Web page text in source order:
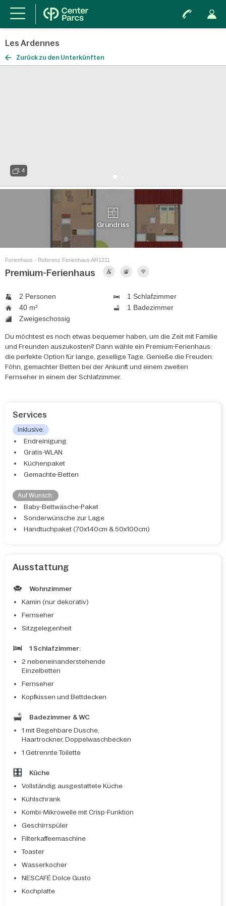
Les Ardennes
Zurück zu den Unterkünften
4
Grundriss
Ferienhaus - Referenz Ferienhaus AR1211
Premium-Ferienhaus
2 Personen
1 Schlafzimmer
40 m²
1 Badezimmer
Zweigeschossig
Du möchtest es noch etwas bequemer haben, um die Zeit mit Familie
und Freunden auszukosten? Dann wähle ein Premium-Ferienhaus:
die perfekte Option für lange, gesellige Tage. Genieße die Freuden:
Föhn, gemachter Betten bei der Ankunft und einem zweiten
Fernseher in einem der Schlafzimmer.
Services
Inklusive:
Endreinigung
Gratis-WLAN
Küchenpaket
Gemachte-Betten
Auf Wunsch:
Baby-Bettwäsche-Paket
Sonderwünsche zur Lage
Handtuchpaket (70x140cm & 50x100cm)
Ausstattung
Wohnzimmer
Kamin (nur dekorativ)
Fernseher
Sitzgelegenheit
1 Schlafzimmer:
2 nebeneinanderstehende
Einzelbetten
Fernseher
Kopfkissen und Bettdecken
Badezimmer & WC
1 mit Begehbare Dusche,
Haartrockner, Doppelwaschbecken
1 Getrennte Toilette
Küche
Vollständig ausgestattete Küche
Kühlschrank
Kombi-Mikrowelle mit Crisp-Funktion
Geschirrspüler
Filterkaffeemaschine
Toaster
Wasserkocher
NESCAFÉ Dolce Gusto
Kochplatte